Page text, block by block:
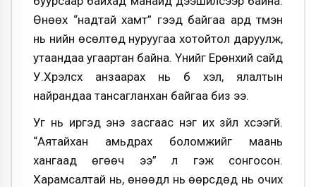
Өнөөх “надтай хамт” гээд байгаа ард түмэн
нь үнийн өсөлтөд нуруугаа хотойтол даруулж,
утаандаа угаартан байна. Үүнийг Ерөнхий сайд
У.Хүрэлсүх анзаарах нь бүү хэл, ялалтын
найрандаа тансагланхан байгаа биз ээ.
Уг нь иргэд энэ засгаас нэг их зүйл хүсээгүй.
“Аятайхан амьдрах боломжийг маань
хангаад өгөөч ээ” л гэж сонгосон.
Харамсалтай нь, өнөөдүүл нь өөрсдөд нь очих